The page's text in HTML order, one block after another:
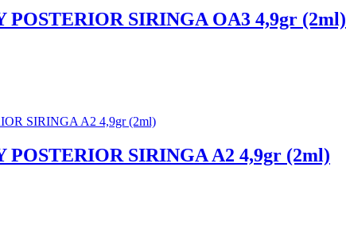
SIRINGA OA3 4,9gr (2ml)
SIRINGA A2 4,9gr (2ml)